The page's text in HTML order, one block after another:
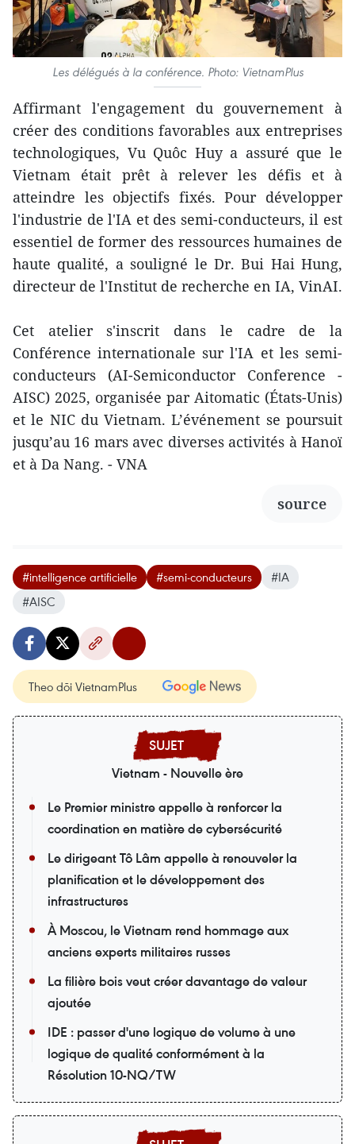
Les délégués à la conférence. Photo: VietnamPlus
Affirmant l'engagement du gouvernement à
créer des conditions favorables aux entreprises
technologiques, Vu Quôc Huy a assuré que le
Vietnam était prêt à relever les défis et à
atteindre les objectifs fixés. Pour développer
l'industrie de l'IA et des semi-conducteurs, il est
essentiel de former des ressources humaines de
haute qualité, a souligné le Dr. Bui Hai Hung,
directeur de l'Institut de recherche en IA, VinAI.
Cet atelier s'inscrit dans le cadre de la
Conférence internationale sur l'IA et les semi-
conducteurs (AI-Semiconductor Conference -
AISC) 2025, organisée par Aitomatic (États-Unis)
et le NIC du Vietnam. L’événement se poursuit
jusqu’au 16 mars avec diverses activités à Hanoï
et à Da Nang. - VNA
source
#intelligence artificielle #semi-conducteurs
#IA
#AISC
Theo dõi VietnamPlus
Vietnam - Nouvelle ère
Le Premier ministre appelle à renforcer la
coordination en matière de cybersécurité
Le dirigeant Tô Lâm appelle à renouveler la
planification et le développement des
infrastructures
À Moscou, le Vietnam rend hommage aux
anciens experts militaires russes
La filière bois veut créer davantage de valeur
ajoutée
IDE : passer d'une logique de volume à une
logique de qualité conformément à la
Résolution 10-NQ/TW